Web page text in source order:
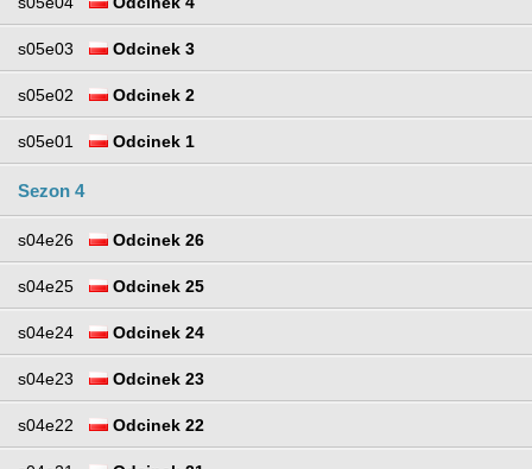
s05e03 Odcinek 3
s05e02 Odcinek 2
s05e01 Odcinek 1
Sezon 4
s04e26 Odcinek 26
s04e25 Odcinek 25
s04e24 Odcinek 24
s04e23 Odcinek 23
s04e22 Odcinek 22